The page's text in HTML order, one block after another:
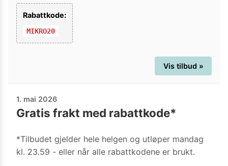
Rabattkode:
MIKRO20
Vis tilbud »
1. mai 2026
Gratis frakt med rabattkode*
*Tilbudet gjelder hele helgen og utløper mandag
kl. 23.59 - eller når alle rabattkodene er brukt.